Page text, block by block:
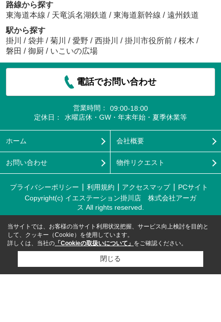
路線から探す
東海道本線 / 天竜浜名湖鉄道 / 東海道新幹線 / 遠州鉄道
駅から探す
掛川
/ 袋井 / 菊川 / 愛野 / 西掛川 / 掛川市役所前 / 桜木 /
磐田 / 御厨 / いこいの広場
電話でお問い合わせ
営業時間：
09:00-18:00
定休日：
水曜店休・GW・年末年始・夏季休業等
ホーム 会社概要
お問い合わせ 物件リクエスト
プライバシーポリシー 利用規約 アクセスマップ
PCサイト
Copyright(c) イエステーション掛川店 株式会社アーガ
ス All rights reserved.
当サイトでは、お客様の当サイト利用状況把握、サービス向上検討を目的と
して、クッキー（Cookie）を使用しています。
詳しくは、当社の 「Cookieの取扱いについて」 をご確認ください。
閉じる